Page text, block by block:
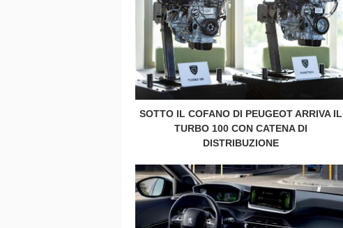
SOTTO IL COFANO DI PEUGEOT ARRIVA IL
TURBO 100 CON CATENA DI
DISTRIBUZIONE